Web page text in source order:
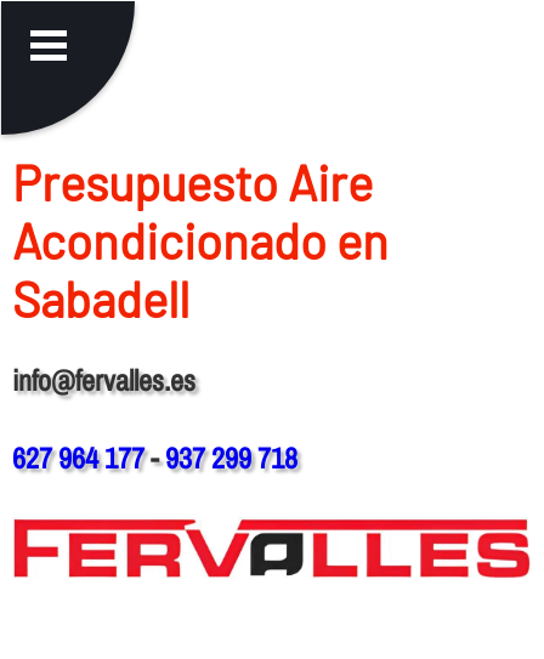
Presupuesto Aire
Acondicionado en
Sabadell
info@fervalles.es
627 964 177-937 299 718